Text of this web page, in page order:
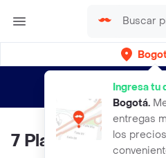
Ingresa tu
Bogotá.
entregas
los
envíos gratis por
7 Plantas Spray